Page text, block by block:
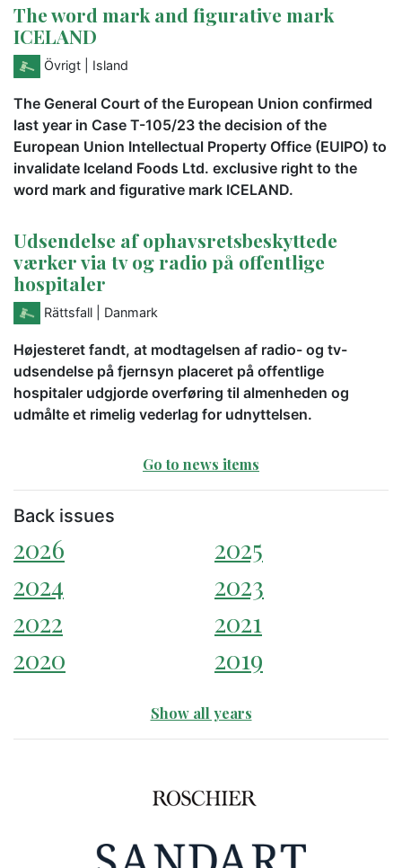
The word mark and figurative mark
ICELAND
Övrigt | Island
The General Court of the European Union confirmed
last year in Case T-105/23 the decision of the
European Union Intellectual Property Office (EUIPO) to
invalidate Iceland Foods Ltd. exclusive right to the
word mark and figurative mark ICELAND.
Udsendelse af ophavsretsbeskyttede
værker via tv og radio på offentlige
hospitaler
Rättsfall | Danmark
Højesteret fandt, at modtagelsen af radio- og tv-
udsendelse på fjernsyn placeret på offentlige
hospitaler udgjorde overføring til almenheden og
udmålte et rimelig vederlag for udnyttelsen.
Go to news items
Back issues
2026
2025
2024
2023
2022
2021
2020
2019
Show all years